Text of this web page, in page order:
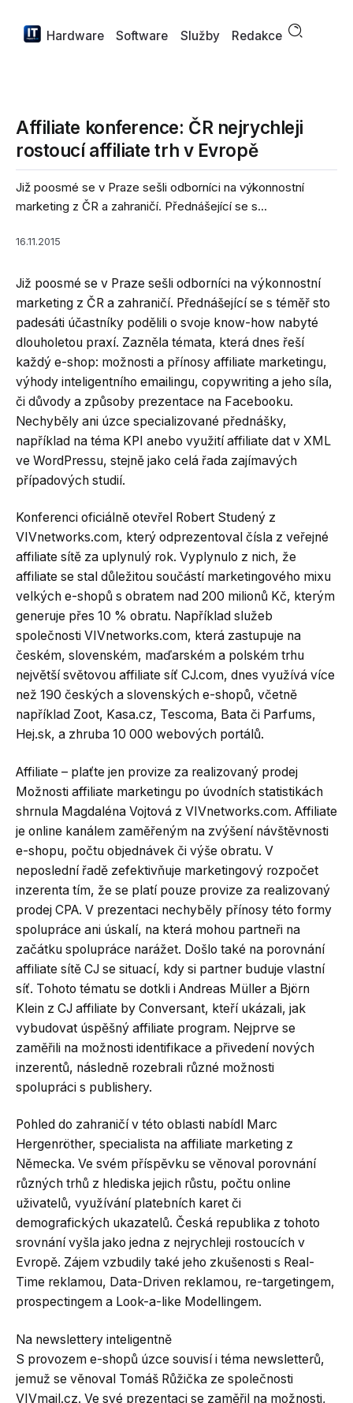
Hardware Software Služby Redakce
Affiliate konference: ČR nejrychleji
rostoucí affiliate trh v Evropě
Již poosmé se v Praze sešli odborníci na výkonnostní
marketing z ČR a zahraničí. Přednášející se s...
16.11.2015
Již poosmé se v Praze sešli odborníci na výkonnostní
marketing z ČR a zahraničí. Přednášející se s téměř sto
padesáti účastníky podělili o svoje know-how nabyté
dlouholetou praxí. Zazněla témata, která dnes řeší
každý e-shop: možnosti a přínosy affiliate marketingu,
výhody inteligentního emailingu, copywriting a jeho síla,
či důvody a způsoby prezentace na Facebooku.
Nechyběly ani úzce specializované přednášky,
například na téma KPI anebo využití affiliate dat v XML
ve WordPressu, stejně jako celá řada zajímavých
případových studií.
Konferenci oficiálně otevřel Robert Studený z
VIVnetworks.com, který odprezentoval čísla z veřejné
affiliate sítě za uplynulý rok. Vyplynulo z nich, že
affiliate se stal důležitou součástí marketingového mixu
velkých e-shopů s obratem nad 200 milionů Kč, kterým
generuje přes 10 % obratu. Například služeb
společnosti VIVnetworks.com, která zastupuje na
českém, slovenském, maďarském a polském trhu
největší světovou affiliate síť CJ.com, dnes využívá více
než 190 českých a slovenských e-shopů, včetně
například Zoot, Kasa.cz, Tescoma, Bata či Parfums,
Hej.sk, a zhruba 10 000 webových portálů.
Affiliate – plaťte jen provize za realizovaný prodej
Možnosti affiliate marketingu po úvodních statistikách
shrnula Magdaléna Vojtová z VIVnetworks.com. Affiliate
je online kanálem zaměřeným na zvýšení návštěvnosti
e-shopu, počtu objednávek či výše obratu. V
neposlední řadě zefektivňuje marketingový rozpočet
inzerenta tím, že se platí pouze provize za realizovaný
prodej CPA. V prezentaci nechyběly přínosy této formy
spolupráce ani úskalí, na která mohou partneři na
začátku spolupráce narážet. Došlo také na porovnání
affiliate sítě CJ se situací, kdy si partner buduje vlastní
síť. Tohoto tématu se dotkli i Andreas Müller a Björn
Klein z CJ affiliate by Conversant, kteří ukázali, jak
vybudovat úspěšný affiliate program. Nejprve se
zaměřili na možnosti identifikace a přivedení nových
inzerentů, následně rozebrali různé možnosti
spolupráci s publishery.
Pohled do zahraničí v této oblasti nabídl Marc
Hergenröther, specialista na affiliate marketing z
Německa. Ve svém příspěvku se věnoval porovnání
různých trhů z hlediska jejich růstu, počtu online
uživatelů, využívání platebních karet či
demografických ukazatelů. Česká republika z tohoto
srovnání vyšla jako jedna z nejrychleji rostoucích v
Evropě. Zájem vzbudily také jeho zkušenosti s Real-
Time reklamou, Data-Driven reklamou, re-targetingem,
prospectingem a Look-a-like Modellingem.
Na newslettery inteligentně
S provozem e-shopů úzce souvisí i téma newsletterů,
jemuž se věnoval Tomáš Růžička ze společnosti
VIVmail.cz. Ve své prezentaci se zaměřil na možnosti,